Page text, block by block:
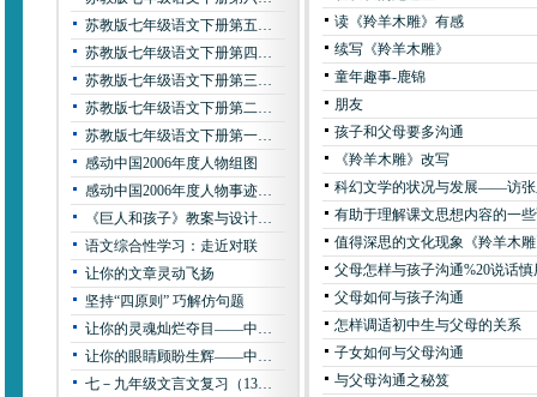
苏教版七年级语文下册第五…
苏教版七年级语文下册第四…
苏教版七年级语文下册第三…
苏教版七年级语文下册第二…
苏教版七年级语文下册第一…
感动中国2006年度人物组图
感动中国2006年度人物事迹…
《巨人和孩子》教案与设计…
语文综合性学习：走近对联
让你的文章灵动飞扬
坚持“四原则” 巧解仿句题
让你的灵魂灿烂夺目——中…
让你的眼睛顾盼生辉——中…
七－九年级文言文复习（13…
读《羚羊木雕》有感
续写《羚羊木雕》
童年趣事-鹿锦
朋友
孩子和父母要多沟通
《羚羊木雕》改写
科幻文学的状况与发展——访
有助于理解课文思想内容的一
值得深思的文化现象《羚羊木
父母怎样与孩子沟通%20说话慎
父母如何与孩子沟通
怎样调适初中生与父母的关系
子女如何与父母沟通
与父母沟通之秘笈